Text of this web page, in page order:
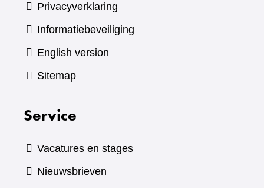
Privacyverklaring
Informatiebeveiliging
English version
Sitemap
Service
Vacatures en stages
Nieuwsbrieven